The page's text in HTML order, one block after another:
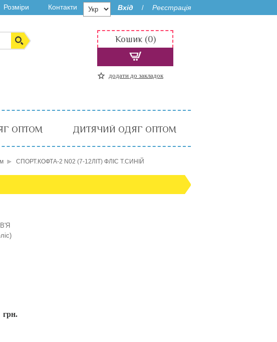
Розміри Контакти Вхід / Реєстрація
Кошик (0)
додати до закладок
ОПТОМ ДИТЯЧИЙ ОДЯГ ОПТОМ
СПОРТ.КОФТА-2 N02 (7-12ЛІТ) ФЛІС Т.СИНІЙ
грн.